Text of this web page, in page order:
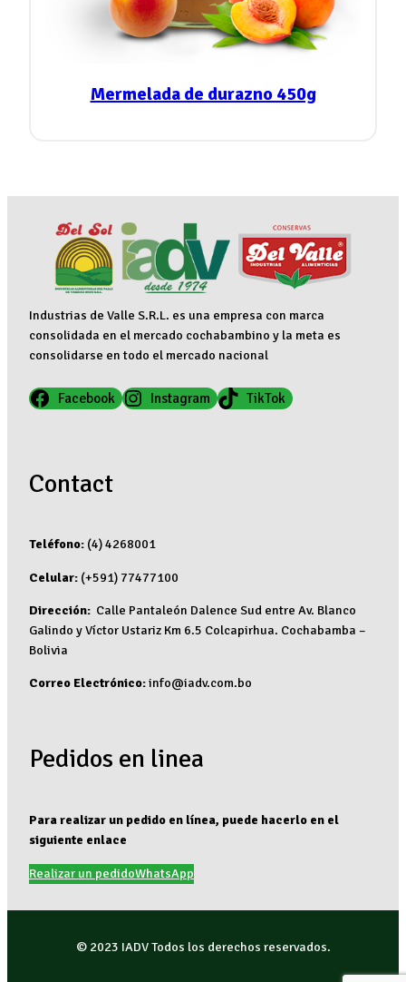
Mermelada de durazno 450g
Industrias de Valle S.R.L. es una empresa con marca
consolidada en el mercado cochabambino y la meta es
consolidarse en todo el mercado nacional
Facebook Instagram TikTok
Contact
Teléfono: (4) 4268001
Celular: (+591) 77477100
Dirección: Calle Pantaleón Dalence Sud entre Av. Blanco
Galindo y Víctor Ustariz Km 6.5 Colcapirhua. Cochabamba –
Bolivia
Correo Electrónico:info@iadv.com.bo
Pedidos en linea
Para realizar un pedido en línea, puede hacerlo en el
siguiente enlace
Realizar un pedidoWhatsApp
© 2023 IADV Todos los derechos reservados.